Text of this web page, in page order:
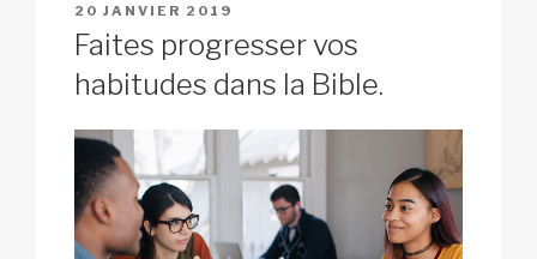
PUBLIÉ
LE
20 JANVIER 2019
Faites progresser vos
habitudes dans la Bible.